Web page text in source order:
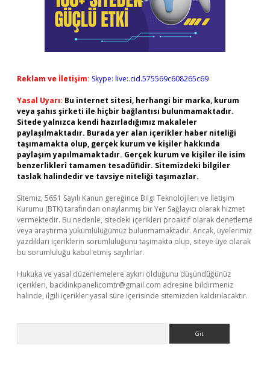
Reklam ve İletişim: Skype: live:.cid.575569c608265c69
Yasal Uyarı: Bu internet sitesi, herhangi bir marka, kurum
veya şahıs şirketi ile hiçbir bağlantısı bulunmamaktadır.
Sitede yalnızca kendi hazırladığımız makaleler
paylaşılmaktadır. Burada yer alan içerikler haber niteliği
taşımamakta olup, gerçek kurum ve kişiler hakkında
paylaşım yapılmamaktadır. Gerçek kurum ve kişiler ile isim
benzerlikleri tamamen tesadüfidir. Sitemizdeki bilgiler
taslak halindedir ve tavsiye niteliği taşımazlar.
Sitemiz, 5651 Sayılı Kanun gereğince Bilgi Teknolojileri ve İletişim
Kurumu (BTK) tarafından onaylanmış bir Yer Sağlayıcı olarak hizmet
vermektedir. Bu nedenle, sitedeki içerikleri proaktif olarak denetleme
veya araştırma yükümlülüğümüz bulunmamaktadır. Ancak, üyelerimiz
yazdıkları içeriklerin sorumluluğunu taşımakta olup, siteye üye olarak
bu sorumluluğu kabul etmiş sayılırlar.
Hukuka ve yasal düzenlemelere aykırı olduğunu düşündüğünüz
içerikleri, backlinkpanelicomtr@gmail.com adresine bildirmeniz
halinde, ilgili içerikler yasal süre içerisinde sitemizden kaldırılacaktır.